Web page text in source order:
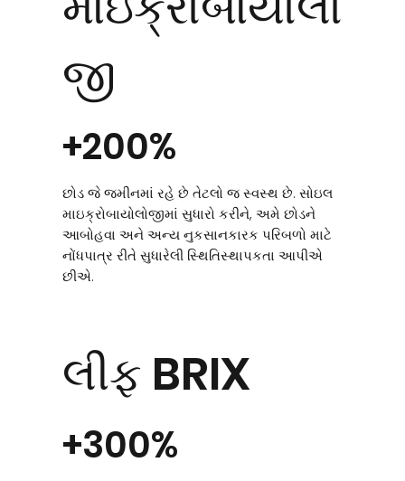
જી
+200%
છોડ જે જમીનમાં રહે છે તેટલો જ સ્વસ્થ છે. સોઇલ
માઇક્રોબાયોલોજીમાં સુધારો કરીને, અમે છોડને
આબોહવા અને અન્ય નુકસાનકારક પરિબળો માટે
નોંધપાત્ર રીતે સુધારેલી સ્થિતિસ્થાપકતા આપીએ
છીએ.
લીફ BRIX
+300%